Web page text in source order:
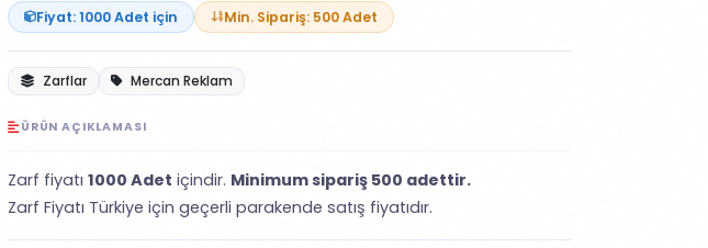
Fiyat: 1000 Adet için Min. Sipariş: 500 Adet
Zarflar Mercan Reklam
ÜRÜN AÇIKLAMASI
Zarf fiyatı 1000 Adet içindir. Minimum sipariş 500 adettir.
Zarf Fiyatı Türkiye için geçerli parakende satış fiyatıdır.